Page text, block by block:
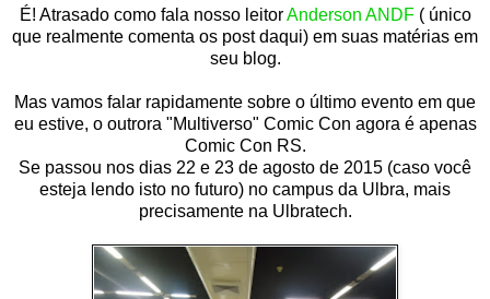
É! Atrasado como fala nosso leitorAnderson ANDF( único
que realmente comenta os post daqui) em suas matérias em
seu blog.
Mas vamos falar rapidamente sobre o último evento em que
eu estive, o outrora "Multiverso" Comic Con agora é apenas
Comic Con RS.
Se passou nos dias 22 e 23 de agosto de 2015 (caso você
esteja lendo isto no futuro) no campus da Ulbra, mais
precisamente na Ulbratech.